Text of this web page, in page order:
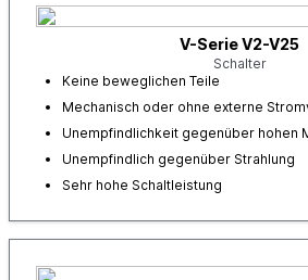
V-Serie V2-V25
Schalter
Keine beweglichen Teile
Mechanisch oder ohne externe
Unempfindlichkeit gegenüber hohen
Unempfindlich gegenüber Strahlung
Sehr hohe Schaltleistung